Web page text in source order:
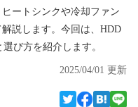
ートシンクや冷却ファン
説します。今回は、HDD
び方を紹介します。
2025/04/01 更新